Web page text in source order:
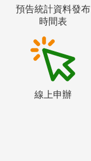
預告統計資料發布
時間表
線上申辦